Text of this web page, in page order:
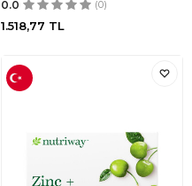
0.0 (0)
1.518,77 TL